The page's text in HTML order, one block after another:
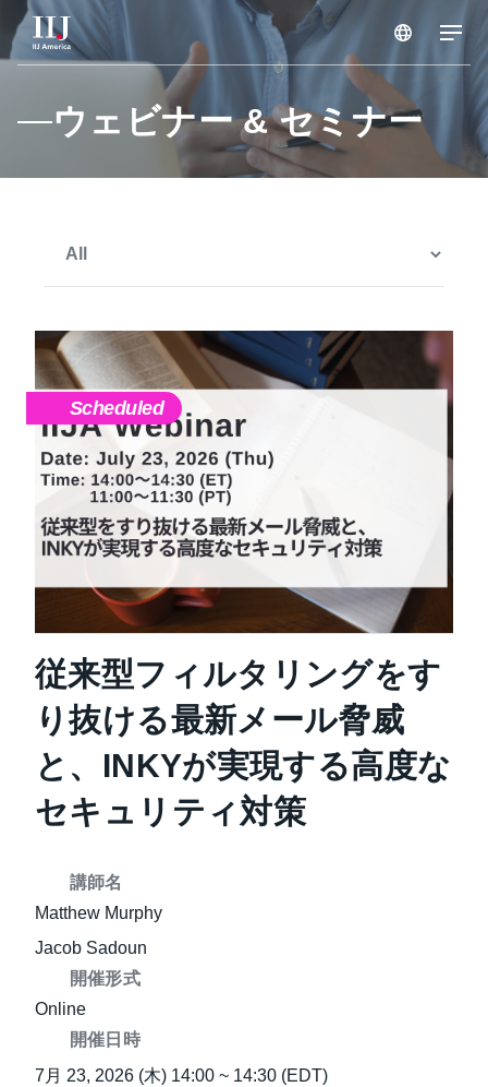
サービス & ソリューション
ブログ
セミナー
リソース
サポートポータル
メンテナンス情報
お知らせ
企業情報
ウェビナー & セミナー
Scheduled
従来型フィルタリングをす
り抜ける最新メール脅威
と、INKYが実現する高度な
セキュリティ対策
講師名
Matthew Murphy
Jacob Sadoun
開催形式
Online
開催日時
7月 23, 2026 (木) 14:00 ~ 14:30 (EDT)